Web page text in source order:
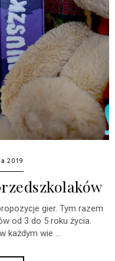
2019
gier. Tym razem
od 3 do 5 roku życia.
każdym wie ...